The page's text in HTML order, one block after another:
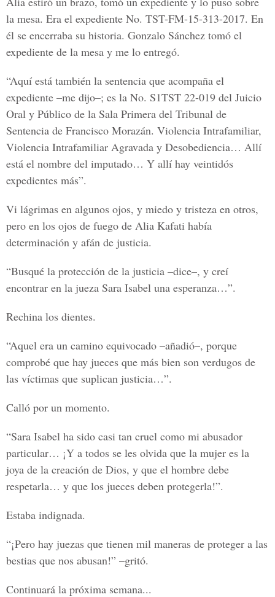
la mesa. Era el expediente No. TST-FM-15-313-2017. En
él se encerraba su historia. Gonzalo Sánchez tomó el
expediente de la mesa y me lo entregó.
“Aquí está también la sentencia que acompaña el
expediente –me dijo–; es la No. S1TST 22-019 del Juicio
Oral y Público de la Sala Primera del Tribunal de
Sentencia de Francisco Morazán. Violencia Intrafamiliar,
Violencia Intrafamiliar Agravada y Desobediencia… Allí
está el nombre del imputado… Y allí hay veintidós
expedientes más”.
Vi lágrimas en algunos ojos, y miedo y tristeza en otros,
pero en los ojos de fuego de Alia Kafati había
determinación y afán de justicia.
“Busqué la protección de la justicia –dice–, y creí
encontrar en la jueza Sara Isabel una esperanza…”.
Rechina los dientes.
“Aquel era un camino equivocado –añadió–, porque
comprobé que hay jueces que más bien son verdugos de
las víctimas que suplican justicia…”.
Calló por un momento.
“Sara Isabel ha sido casi tan cruel como mi abusador
particular… ¡Y a todos se les olvida que la mujer es la
joya de la creación de Dios, y que el hombre debe
respetarla… y que los jueces deben protegerla!”.
Estaba indignada.
“¡Pero hay juezas que tienen mil maneras de proteger a las
bestias que nos abusan!” –gritó.
Continuará la próxima semana...